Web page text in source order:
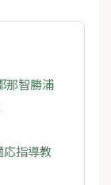
那智勝浦
応指導教